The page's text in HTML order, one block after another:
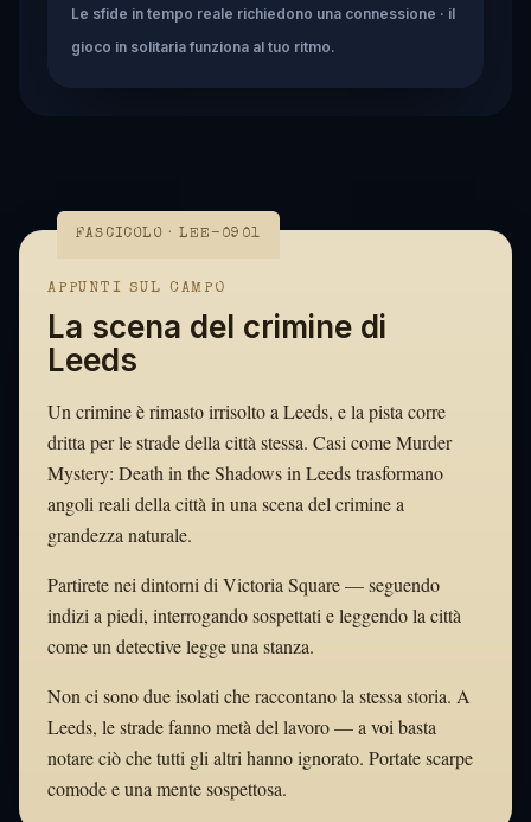
Le sfide in tempo reale richiedono una connessione · il
gioco in solitaria funziona al tuo ritmo.
FASCICOLO · LEE-0901
APPUNTI SUL CAMPO
La scena del crimine di
Leeds
Un crimine è rimasto irrisolto a Leeds, e la pista corre
dritta per le strade della città stessa. Casi come Murder
Mystery: Death in the Shadows in Leeds trasformano
angoli reali della città in una scena del crimine a
grandezza naturale.
Partirete nei dintorni di Victoria Square — seguendo
indizi a piedi, interrogando sospettati e leggendo la città
come un detective legge una stanza.
Non ci sono due isolati che raccontano la stessa storia. A
Leeds, le strade fanno metà del lavoro — a voi basta
notare ciò che tutti gli altri hanno ignorato. Portate scarpe
comode e una mente sospettosa.